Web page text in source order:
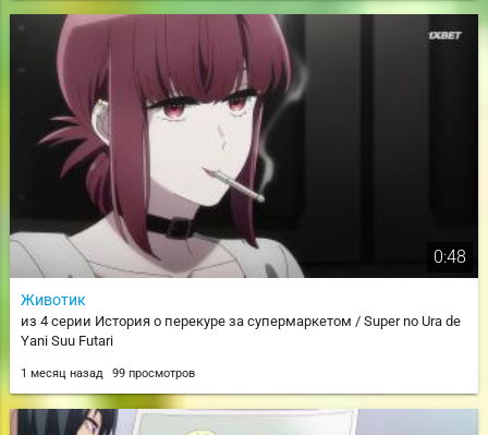
0:48
Животик
из 4 серии История о перекуре за супермаркетом / Super no Ura de
Yani Suu Futari
1 месяц назад 99 просмотров